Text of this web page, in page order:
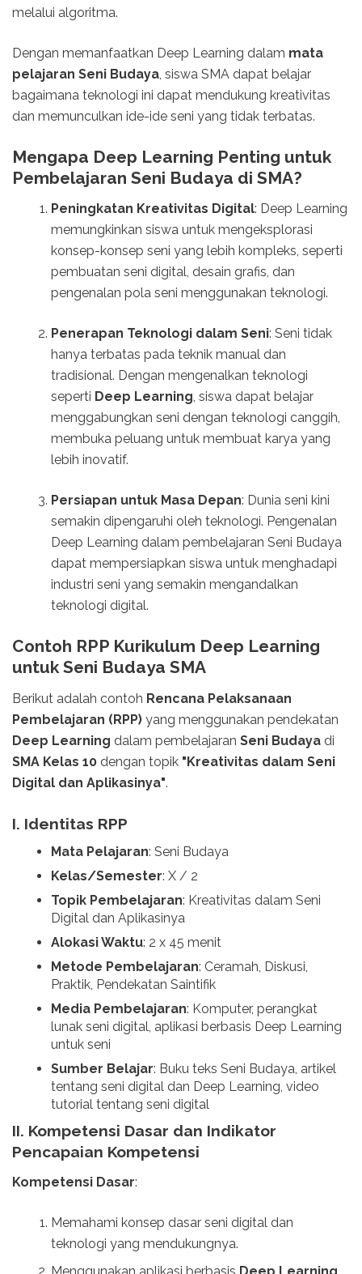
melalui algoritma.
Dengan memanfaatkan Deep Learning dalam mata
pelajaran Seni Budaya , siswa SMA dapat belajar
bagaimana teknologi ini dapat mendukung kreativitas
dan memunculkan ide-ide seni yang tidak terbatas.
Mengapa Deep Learning Penting untuk
Pembelajaran Seni Budaya di SMA?
Peningkatan Kreativitas Digital: Deep Learning
memungkinkan siswa untuk mengeksplorasi
konsep-konsep seni yang lebih kompleks, seperti
pembuatan seni digital, desain grafis, dan
pengenalan pola seni menggunakan teknologi.
Penerapan Teknologi dalam Seni: Seni tidak
hanya terbatas pada teknik manual dan
tradisional. Dengan mengenalkan teknologi
seperti Deep Learning, siswa dapat belajar
menggabungkan seni dengan teknologi canggih,
membuka peluang untuk membuat karya yang
lebih inovatif.
Persiapan untuk Masa Depan: Dunia seni kini
semakin dipengaruhi oleh teknologi. Pengenalan
Deep Learning dalam pembelajaran Seni Budaya
dapat mempersiapkan siswa untuk menghadapi
industri seni yang semakin mengandalkan
teknologi digital.
Contoh RPP Kurikulum Deep Learning
untuk Seni Budaya SMA
Berikut adalah contoh Rencana Pelaksanaan
Pembelajaran (RPP) yang menggunakan pendekatan
Deep Learning dalam pembelajaran Seni Budaya di
SMA Kelas 10 dengan topik "Kreativitas dalam Seni
Digital dan Aplikasinya".
I. Identitas RPP
Mata Pelajaran: Seni Budaya
Kelas/Semester: X / 2
Topik Pembelajaran: Kreativitas dalam Seni
Digital dan Aplikasinya
Alokasi Waktu: 2 x 45 menit
Metode Pembelajaran: Ceramah, Diskusi,
Praktik, Pendekatan Saintifik
Media Pembelajaran: Komputer, perangkat
lunak seni digital, aplikasi berbasis Deep Learning
untuk seni
Sumber Belajar: Buku teks Seni Budaya, artikel
tentang seni digital dan Deep Learning, video
tutorial tentang seni digital
II. Kompetensi Dasar dan Indikator
Pencapaian Kompetensi
Kompetensi Dasar:
Memahami konsep dasar seni digital dan
teknologi yang mendukungnya.